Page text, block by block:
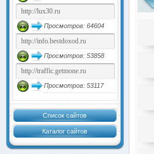
Просмотров: 64604
Просмотров: 53858
Просмотров: 53117
Список сайтов
Каталог сайтов